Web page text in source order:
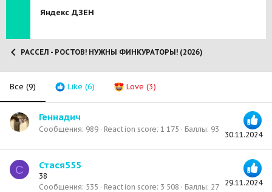
Яндекс ДЗЕН
РАССЕЛ - РОСТОВ! НУЖНЫ ФИНКУРАТОРЫ! (2026)
Все (9) Like (6) Love (3)
30.11.2024
Геннадич
Сообщения 989 Reaction score 1 175 Баллы 93
С
29.11.2024
Стася555
38
Сообщения 535 Reaction score 3 508 Баллы 27